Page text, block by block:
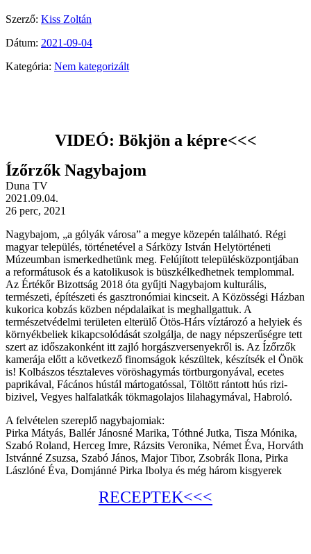
Szerző: Kiss Zoltán
Dátum: 2021-09-04
Kategória: Nem kategorizált
VIDEÓ: Bökjön a képre<<<
Ízőrzők Nagybajom
Duna TV
2021.09.04.
26 perc, 2021
Nagybajom, „a gólyák városa” a megye közepén található. Régi
magyar település, történetével a Sárközy István Helytörténeti
Múzeumban ismerkedhetünk meg. Felújított településközpontjában
a reformátusok és a katolikusok is büszkélkedhetnek templommal.
Az Értékőr Bizottság 2018 óta gyűjti Nagybajom kulturális,
természeti, építészeti és gasztronómiai kincseit. A Közösségi Házban
kukorica kobzás közben népdalaikat is meghallgattuk. A
természetvédelmi területen elterülő Ötös-Hárs víztározó a helyiek és
környékbeliek kikapcsolódását szolgálja, de nagy népszerűségre tett
szert az időszakonként itt zajló horgászversenyekről is. Az Ízőrzők
kamerája előtt a következő finomságok készültek, készítsék el Önök
is! Kolbászos tésztaleves vöröshagymás törtburgonyával, ecetes
paprikával, Fácános hústál mártogatóssal, Töltött rántott hús rizi-
bizivel, Vegyes halfalatkák tökmagolajos lilahagymával, Habroló.
A felvételen szereplő nagybajomiak:
Pirka Mátyás, Ballér Jánosné Marika, Tóthné Jutka, Tisza Mónika,
Szabó Roland, Herceg Imre, Rázsits Veronika, Német Éva, Horváth
Istvánné Zsuzsa, Szabó János, Major Tibor, Zsobrák Ilona, Pirka
Lászlóné Éva, Domjánné Pirka Ibolya és még három kisgyerek
RECEPTEK<<<